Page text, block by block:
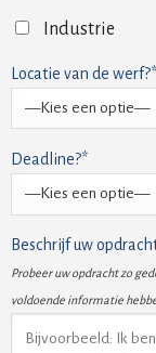
Industrie
Locatie van de werf?*
Deadline?*
Beschrijf uw
Probeer uw opdracht zo
voldoende informatie